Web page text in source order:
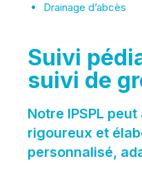
Drainage d’abcès
Suivi
suivi de
Notre IPSPL
rigoureux et
personnalisé,